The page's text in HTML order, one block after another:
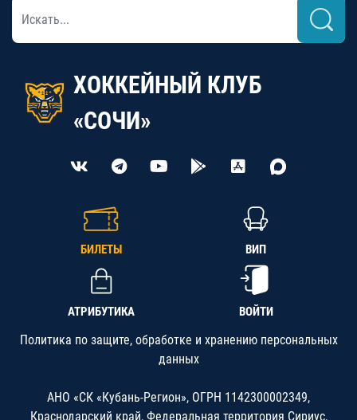
ХОККЕЙНЫЙ КЛУБ
«СОЧИ»
БИЛЕТЫ ВИП
АТРИБУТИКА ВОЙТИ
Политика по защите, обработке и хранению персональных
данных
АНО «СК «Кубань-Регион», ОГРН 1142300002349,
Краснодарский край, Федеральная территория Сириус,